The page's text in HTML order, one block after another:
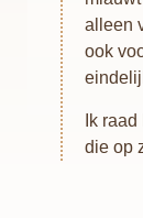
alleen
ook
Ik
die op